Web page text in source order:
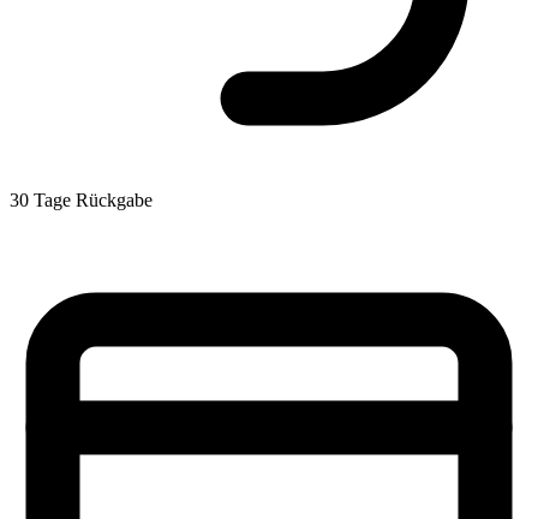
30 Tage Rückgabe